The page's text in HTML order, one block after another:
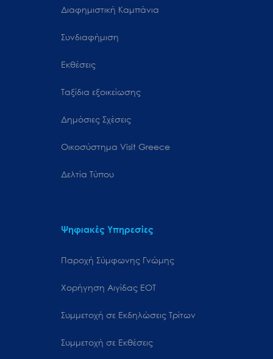
Διαφημιστική Καμπάνια
Συνδιαφήμιση
Εκθέσεις
Ταξίδια εξοικείωσης
Δημόσιες Σχέσεις
Oικοσύστημα Visit Greece
Δελτία Τύπου
Ψηφιακές Υπηρεσίες
Παροχή Σύμφωνης Γνώμης
Χορήγηση Αιγίδας ΕΟΤ
Συμμετοχή σε Εκδηλώσεις Τρίτων
Συμμετοχή σε Εκθέσεις